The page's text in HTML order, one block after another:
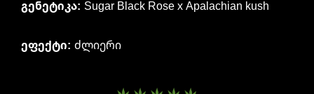
გენეტიკა: Sugar Black Rose x Apalachian kush
ეფექტი: ძლიერი